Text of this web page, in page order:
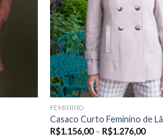
FEMININO
Casaco Curto Feminino de Lã
R$1.156,00 – R$1.276,00Price